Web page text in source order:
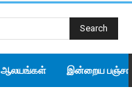
Search
ஆலயங்கள் இன்றைய